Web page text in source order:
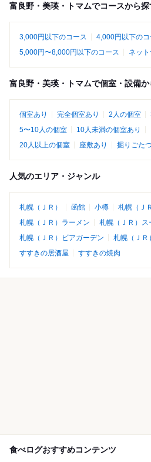
富良野・美瑛・トマムでコースから探
3,000円以下のコース
4,000円以下のコ
5,000円〜8,000円以下のコース
ネッ
富良野・美瑛・トマムで個室・設備
個室あり 完全個室あり 2人の個室
5〜10人の個室
10人未満の個室あり
20人以上の個室
座敷あり 掘りごた
人気のエリア・ジャンル
札幌（ＪＲ） 函館 小樽
札幌（Ｊ
札幌（ＪＲ）ラーメン
札幌（ＪＲ）ス
札幌（ＪＲ）ビアガーデン
札幌（ＪＲ
すすきの居酒屋
すすきの焼肉
食べログおすすめコンテンツ